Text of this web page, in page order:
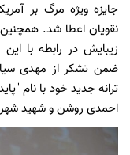
جایزه ویژه مرگ بر
نقویان اعطا شد.
زیبایش در رابطه با
ضمن تشکر از مهدی
ترانه جدید خود با نام
احمدی روشن و شهید